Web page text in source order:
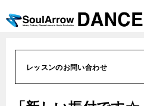
レッスンのお問い合わせ